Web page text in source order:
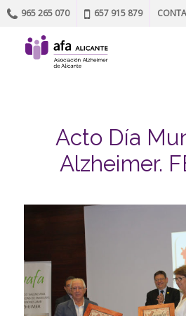
965 265 070 657 915 879
Acto Día
Alzheimer.